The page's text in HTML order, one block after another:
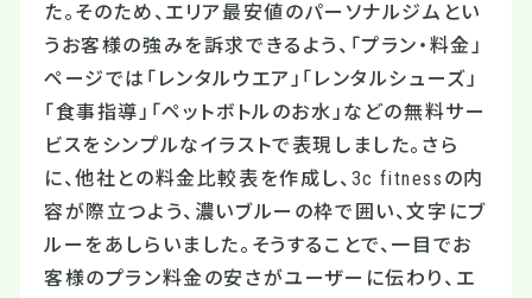
た。そのため、エリア最安値のパーソナルジムとい
うお客様の強みを訴求できるよう、「プラン・料金」
ページでは「レンタルウエア」「レンタルシューズ」
「食事指導」「ペットボトルのお水」などの無料サー
ビスをシンプルなイラストで表現しました。さら
に、他社との料金比較表を作成し、3c fitnessの内
容が際立つよう、濃いブルーの枠で囲い、文字にブ
ルーをあしらいました。そうすることで、一目でお
客様のプラン料金の安さがユーザーに伝わり、エ